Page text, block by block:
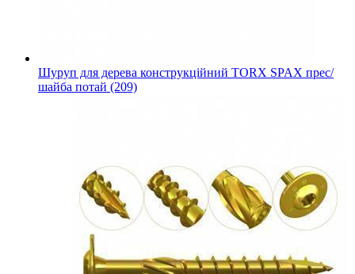
Шуруп для дерева конструкційний TORX SPAX прес/
шайба потай (209)